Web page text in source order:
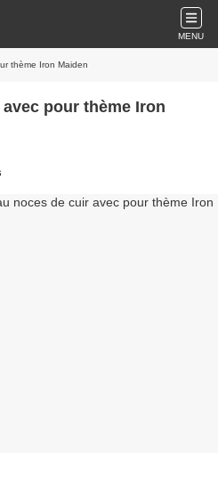
MENU
thème Iron Maiden
pour thème Iron